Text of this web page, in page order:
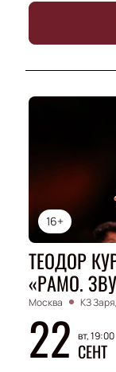
16+
ТЕОДОР
«РАМО.
Москва КЗ
22 вт, 19:00
СЕНТ